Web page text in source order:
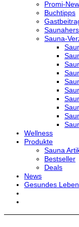
Promi-
Buchtipps
Sauna-
Wellness
Produkte
Sauna
Bestseller
Deals
News
Gesundes Leben